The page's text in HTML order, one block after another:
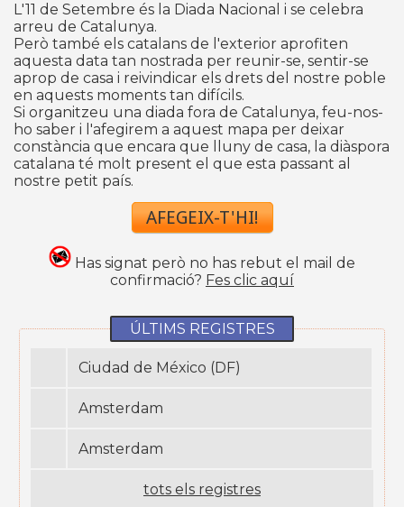
L'11 de Setembre és la Diada Nacional i se celebra
arreu de Catalunya.
Però també els catalans de l'exterior aprofiten
aquesta data tan nostrada per reunir-se, sentir-se
aprop de casa i reivindicar els drets del nostre poble
en aquests moments tan difícils.
Si organitzeu una diada fora de Catalunya, feu-nos-
ho saber i l'afegirem a aquest mapa per deixar
constància que encara que lluny de casa, la diàspora
catalana té molt present el que esta passant al
nostre petit país.
AFEGEIX-T'HI!
Has signat però no has rebut el mail de
confirmació? Fes clic aquí
ÚLTIMS REGISTRES
Ciudad de México (DF)
Amsterdam
Amsterdam
tots els registres